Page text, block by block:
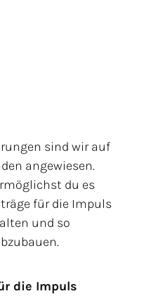
sind wir auf
angewiesen.
du es
für die Impuls
und so
die Impuls